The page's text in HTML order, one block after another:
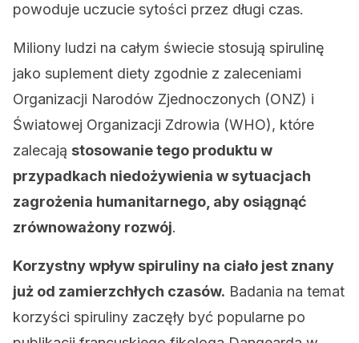
powoduje uczucie sytości przez długi czas.
Miliony ludzi na całym świecie stosują spirulinę
jako suplement diety zgodnie z zaleceniami
Organizacji Narodów Zjednoczonych (ONZ) i
Światowej Organizacji Zdrowia (WHO), które
zalecają stosowanie tego produktu w
przypadkach niedożywienia w sytuacjach
zagrożenia humanitarnego, aby osiągnąć
zrównoważony rozwój.
Korzystny wpływ spiruliny na ciało jest znany
już od zamierzchłych czasów. Badania na temat
korzyści spiruliny zaczęły być popularne po